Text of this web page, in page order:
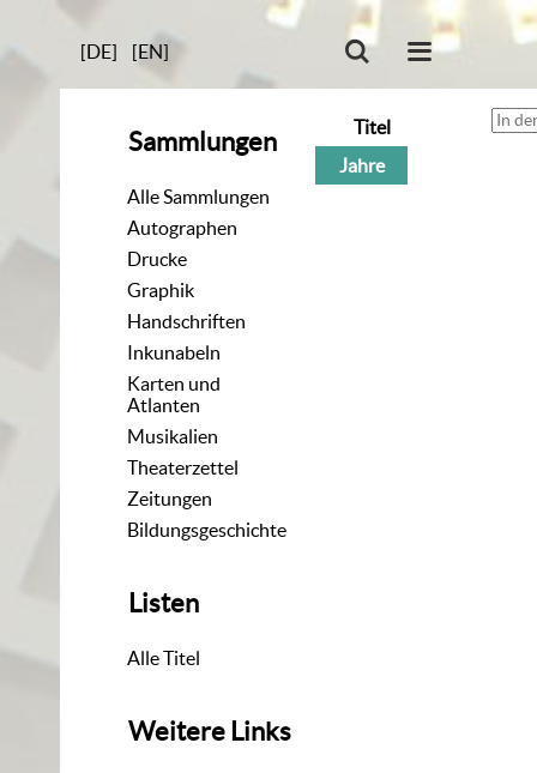
[DE] [EN]
Sammlungen
Alle Sammlungen
Autographen
Drucke
Graphik
Handschriften
Inkunabeln
Karten und
Atlanten
Musikalien
Theaterzettel
Zeitungen
Bildungsgeschichte
Listen
Alle Titel
Weitere Links
Titel
Jahre